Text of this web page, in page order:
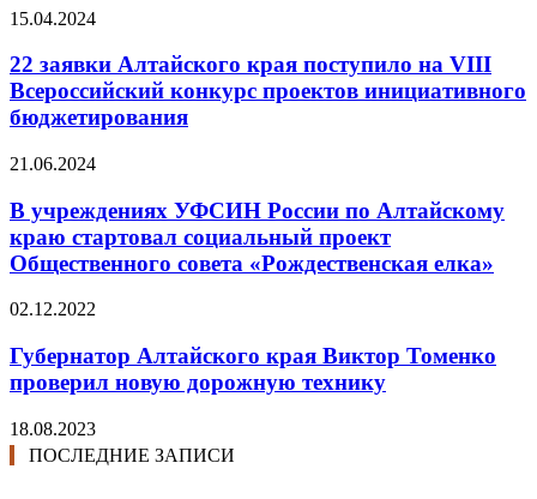
15.04.2024
22 заявки Алтайского края поступило на VIII
Всероссийский конкурс проектов инициативного
бюджетирования
21.06.2024
В учреждениях УФСИН России по Алтайскому
краю стартовал социальный проект
Общественного совета «Рождественская елка»
02.12.2022
Губернатор Алтайского края Виктор Томенко
проверил новую дорожную технику
18.08.2023
ПОСЛЕДНИЕ ЗАПИСИ